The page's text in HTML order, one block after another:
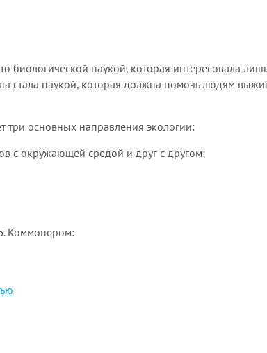
биологической наукой, которая интересовала
стала наукой, которая должна помочь людям
три основных направления экологии:
с окружающей средой и друг с другом;
Коммонером: